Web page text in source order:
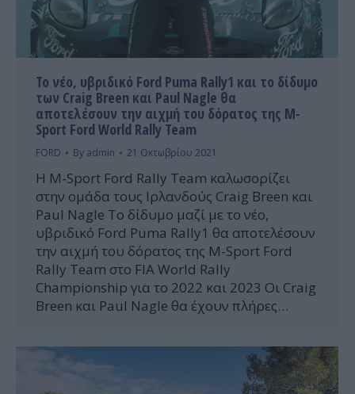
Το νέο, υβριδικό Ford Puma Rally1 και τo δίδυμο
των Craig Breen και Paul Nagle θα
αποτελέσουν την αιχμή του δόρατος της M-
Sport Ford World Rally Team
FORD By admin 21 Οκτωβρίου 2021
Η Μ-Sport Ford Rally Team καλωσορίζει
στην ομάδα τους Ιρλανδούς Craig Breen και
Paul Nagle Το δίδυμο μαζί με το νέο,
υβριδικό Ford Puma Rally1 θα αποτελέσουν
την αιχμή του δόρατος της Μ-Sport Ford
Rally Team στο FIA World Rally
Championship για το 2022 και 2023 Οι Craig
Breen και Paul Nagle θα έχουν πλήρες…